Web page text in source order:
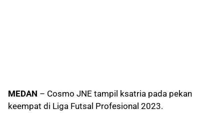
MEDAN – Cosmo JNE tampil ksatria pada pekan
keempat di Liga Futsal Profesional 2023.